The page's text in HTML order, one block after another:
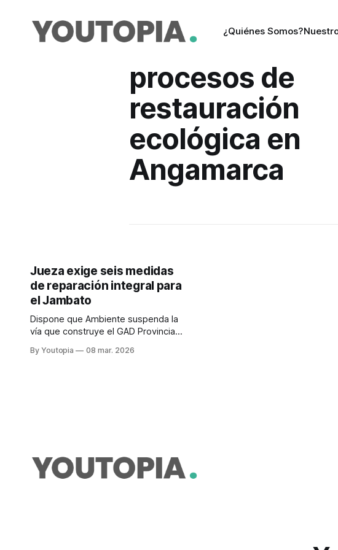
¿Quiénes Somos?
procesos de
restauración
ecológica en
Angamarca
Jueza exige seis medidas
de reparación integral para
el Jambato
Dispone que Ambiente suspenda la
vía que construye el GAD Provincial
crear el área protegida del sapito en
By Youtopia 08 mar. 2026